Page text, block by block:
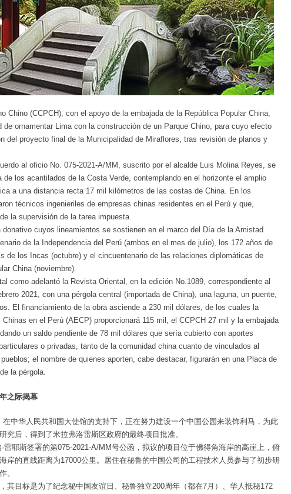
Chino (CCPCH), con el apoyo de la embajada de la República Popular China,
de ornamentar Lima con la construcción de un Parque Chino, para cuyo efecto
del proyecto final de la Municipalidad de Miraflores, tras revisión de planos y
al oficio No. 075-2021-A/MM, suscrito por el alcalde Luis Molina Reyes, se
de los acantilados de la Costa Verde, contemplando en el horizonte el amplio
a una distancia recta 17 mil kilómetros de las costas de China. En los
técnicos ingenieriles de empresas chinas residentes en el Perú y que,
la supervisión de la tarea impuesta.
donativo cuyos lineamientos se sostienen en el marco del Día de la Amistad
de la Independencia del Perú (ambos en el mes de julio), los 172 años de
de los Incas (octubre) y el cincuentenario de las relaciones diplomáticas de
China (noviembre).
como adelantó la Revista Oriental, en la edición No.1089, correspondiente al
2021, con una pérgola central (importada de China), una laguna, un puente,
El financiamiento de la obra asciende a 230 mil dólares, de los cuales la
en el Perú (AECP) proporcionará 115 mil, el CCPCH 27 mil y la embajada
un saldo pendiente de 78 mil dólares que sería cubierto con aportes
o privadas, tanto de la comunidad china cuanto de vinculados al
el nombre de quienes aporten, cabe destacar, figurarán en una Placa de
la pérgola.
之际揭幕
在中华人民共和国大使馆的支持下，正在努力建设一个中国公园来装饰利马，为此
究后，得到了米拉弗洛雷斯区政府的最终项目批准。
雷耶斯签署的第075-2021-A/MM号公函，拟议的项目位于佛得角海岸的高崖上，俯
岸的直线距离为17000公里。居住在秘鲁的中国公司的工程技术人员参与了初步研
。
其目标是为了纪念秘中国友谊日、秘鲁独立200周年（都在7月）、华人抵秘172